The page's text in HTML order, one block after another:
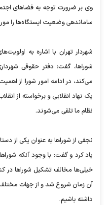
وی بر ضرورت توجه به فضاهای
ساماندهی وضعیت ایستگاه‌ها را
شهردار تهران با اشاره به
شوراها، گفت: دفتر حقوقی
می‌کند، در ادامه امور شورا از
یک نهاد انقلابی و برخواسته از
نظام ما تلقی می‌شوند.
نجفی از شوراها به عنوان یکی از
یاد کرد و گفت: با وجود آنکه
خیلی‌ها مخالف تشکیل شوراها در
آن زمان شروع شد و از جهات
داشته باشیم.